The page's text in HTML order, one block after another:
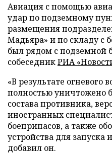
Авиация с помощью
удар по подземному
размещения
Мадьяра» и по складу с
был рядом с подземной
собеседникРИА
«В результате огневого
полностью уничтожено
состава противника,
иностранных
боеприпасов, а также
устройства для запуска
добавил он.